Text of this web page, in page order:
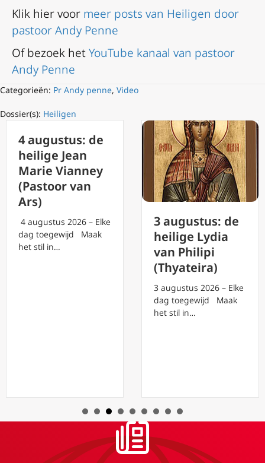
Klik hier voor meer posts van Heiligen door
pastoor Andy Penne
Of bezoek hetYouTube kanaal van pastoor
Andy Penne
Categorieën: Pr Andy penne, Video
Dossier(s): Heiligen
4 augustus: de
heilige Jean
Marie Vianney
(Pastoor van
Ars)
4 augustus 2026 – Elke
dag toegewijd Maak
het stil in…
3 augustus: de
heilige Lydia
van Philipi
(Thyateira)
3 augustus 2026 – Elke
dag toegewijd Maak
het stil in…